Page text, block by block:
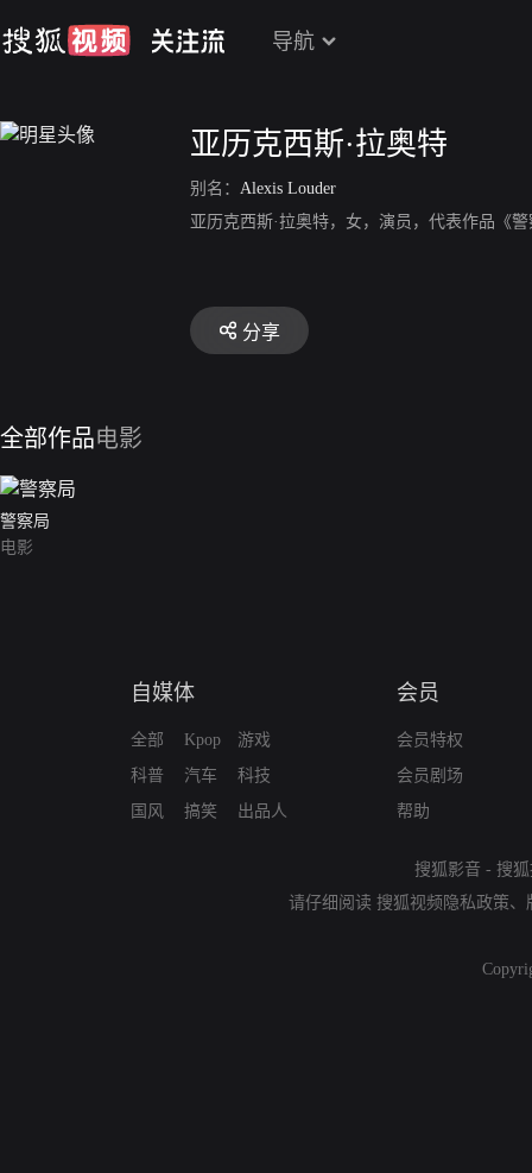
导航
亚历克西斯·拉奥特
别名： Alexis Louder
亚历克西斯·拉奥特，女，演员，代表作品《
分享
全部作品电影
警察局
电影
自媒体
全部
科普
国风
Kpop
汽车
搞笑
游戏
科技
出品人
会员
会员特权
会员剧场
帮助
搜狐影音 - 搜
请仔细阅读 搜狐视频隐私政策、